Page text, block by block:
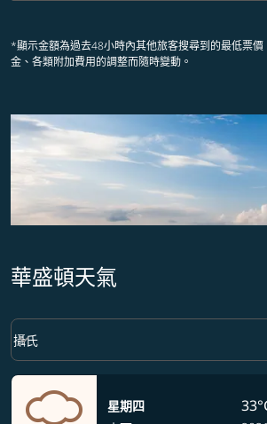
*顯示金額為過去48小時內其他旅客搜尋到的最低票
金、各類附加費用的調整而隨時變動。
華盛頓天氣
Weather unit option 攝氏 Selected
攝氏
keyboard_arrow_down
星期四